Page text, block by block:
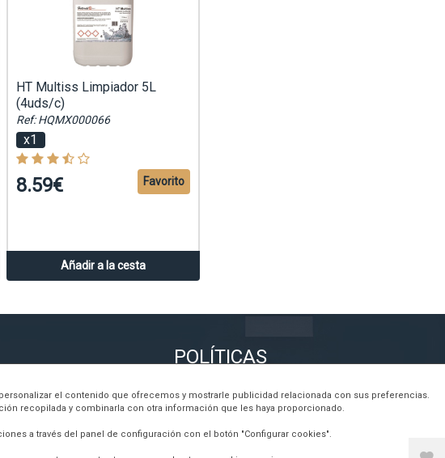
HT Multiss Limpiador 5L
(4uds/c)
Ref: HQMX000066
x1
8.59€
Añadir a la cesta
Favorito
POLÍTICAS
Política de cookies
Política de privacidad
el contenido que ofrecemos y mostrarle publicidad relacionada con sus preferencias.
recopilada y combinarla con otra información que les haya proporcionado.
a través del panel de configuración con el botón "Configurar cookies".